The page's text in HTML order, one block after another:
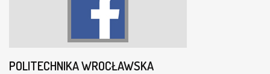
POLITECHNIKA WROCŁAWSKA